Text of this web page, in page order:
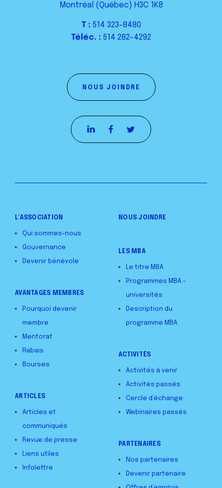
Montréal (Québec) H3C 1K8
T : 514 323-8480
Téléc. : 514 282-4292
NOUS JOINDRE
L’ASSOCIATION
Qui sommes-nous
Gouvernance
Devenir bénévole
AVANTAGES MEMBRES
Pourquoi devenir
membre
Mentorat
Rabais
Bourses
ARTICLES
Articles et
communiqués
Revue de presse
Liens utiles
Infolettre
NOUS JOINDRE
LES MBA
Le titre MBA
Programmes MBA -
universités
Description du
programme MBA
ACTIVITÉS
Activités à venir
Activités passés
Cercle d’échange
Webinaires passés
PARTENAIRES
Nos partenaires
Devenir partenaire